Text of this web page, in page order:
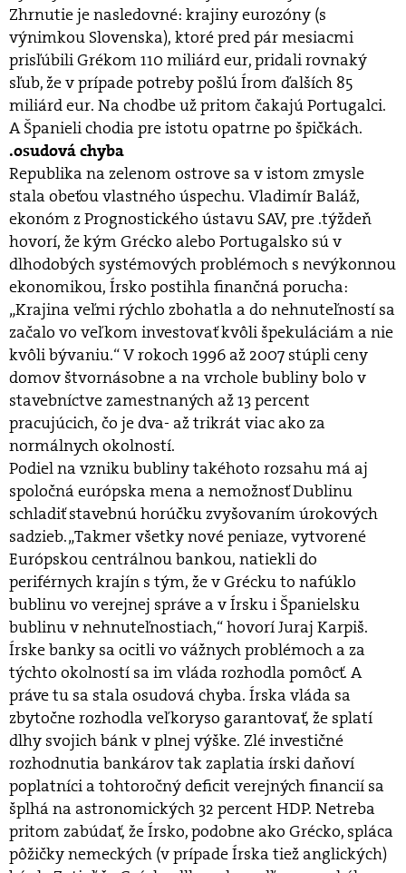
Zhrnutie je nasledovné: krajiny eurozóny (s
výnimkou Slovenska), ktoré pred pár mesiacmi
prisľúbili Grékom 110 miliárd eur, pridali rovnaký
sľub, že v prípade potreby pošlú Írom ďalších 85
miliárd eur. Na chodbe už pritom čakajú Portugalci.
A Španieli chodia pre istotu opatrne po špičkách.
.osudová chyba
Republika na zelenom ostrove sa v istom zmysle
stala obeťou vlastného úspechu. Vladimír Baláž,
ekonóm z Prognostického ústavu SAV, pre .týždeň
hovorí, že kým Grécko alebo Portugalsko sú v
dlhodobých systémových problémoch s nevýkonnou
ekonomikou, Írsko postihla finančná porucha:
„Krajina veľmi rýchlo zbohatla a do nehnuteľností sa
začalo vo veľkom investovať kvôli špekuláciám a nie
kvôli bývaniu.“ V rokoch 1996 až 2007 stúpli ceny
domov štvornásobne a na vrchole bubliny bolo v
stavebníctve zamestnaných až 13 percent
pracujúcich, čo je dva- až trikrát viac ako za
normálnych okolností.
Podiel na vzniku bubliny takéhoto rozsahu má aj
spoločná európska mena a nemožnosť Dublinu
schladiť stavebnú horúčku zvyšovaním úrokových
sadzieb. „Takmer všetky nové peniaze, vytvorené
Európskou centrálnou bankou, natiekli do
periférnych krajín s tým, že v Grécku to nafúklo
bublinu vo verejnej správe a v Írsku i Španielsku
bublinu v nehnuteľnostiach,“ hovorí Juraj Karpiš.
Írske banky sa ocitli vo vážnych problémoch a za
týchto okolností sa im vláda rozhodla pomôcť. A
práve tu sa stala osudová chyba. Írska vláda sa
zbytočne rozhodla veľkoryso garantovať, že splatí
dlhy svojich bánk v plnej výške. Zlé investičné
rozhodnutia bankárov tak zaplatia írski daňoví
poplatníci a tohtoročný deficit verejných financií sa
šplhá na astronomických 32 percent HDP. Netreba
pritom zabúdať, že Írsko, podobne ako Grécko, spláca
pôžičky nemeckých (v prípade Írska tiež anglických)